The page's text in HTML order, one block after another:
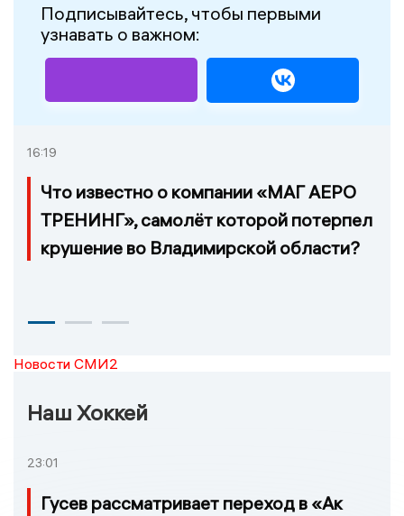
Подписывайтесь, чтобы первыми
узнавать о важном:
16:19
Что известно о компании «МАГ АЕРО
ТРЕНИНГ», самолёт которой потерпел
крушение во Владимирской области?
Новости СМИ2
Наш Хоккей
23:01
Гусев рассматривает переход в «Ак